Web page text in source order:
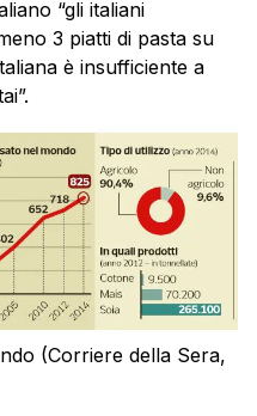
“gli italiani
3 piatti di pasta su
è insufficiente a
(Corriere della Sera,